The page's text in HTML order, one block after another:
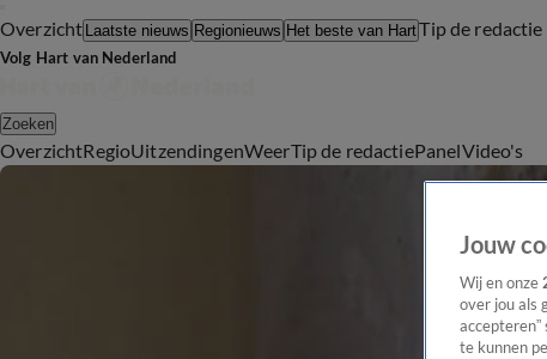
Overzicht Laatste nieuws Regionieuws Het beste van HartTip de redactie
Volg Hart van Nederland
Zoeken
OverzichtRegioUitzendingenWeerTip de redactiePanelVideo's
Jouw
Wij en onze
over jou als
te kunnen